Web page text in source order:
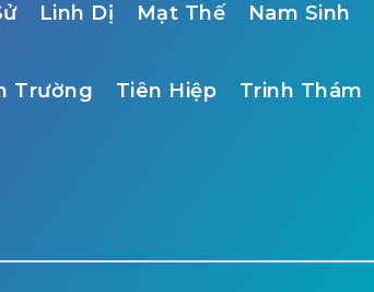
Linh Dị Mạt Thế Nam Sinh
Trường Tiên Hiệp Trinh Thám